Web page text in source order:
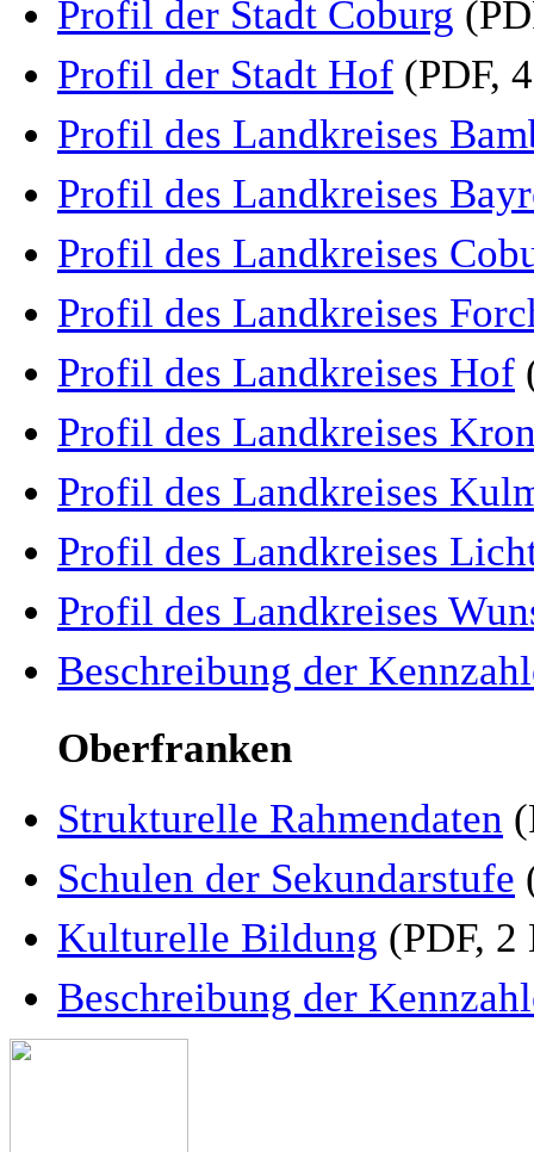
Profil der Stadt Coburg
Profil der Stadt Hof (PDF,
Profil des Landkreises
Profil des Landkreises
Profil des Landkreises
Profil des Landkreises
Profil des Landkreises Hof
Profil des Landkreises
Profil des Landkreises
Profil des Landkreises
Profil des Landkreises
Beschreibung der
Oberfranken
Strukturelle Rahmendaten
Schulen der Sekundarstufe
Kulturelle Bildung (PDF,
Beschreibung der